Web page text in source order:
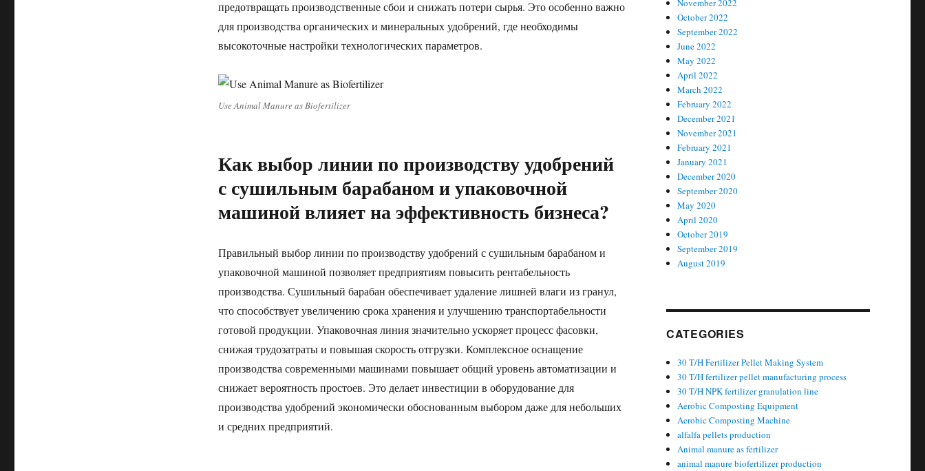
предотвращать производственные сбои и снижать потери сырья. Это особенно важно
для производства органических и минеральных удобрений, где необходимы
высокоточные настройки технологических параметров.
Use Animal Manure as Biofertilizer
Как выбор линии по производству удобрений
с сушильным барабаном и упаковочной
машиной влияет на эффективность бизнеса?
Правильный выбор линии по производству удобрений с сушильным барабаном и
упаковочной машиной позволяет предприятиям повысить рентабельность
производства. Сушильный барабан обеспечивает удаление лишней влаги из гранул,
что способствует увеличению срока хранения и улучшению транспортабельности
готовой продукции. Упаковочная линия значительно ускоряет процесс фасовки,
снижая трудозатраты и повышая скорость отгрузки. Комплексное оснащение
производства современными машинами повышает общий уровень автоматизации и
снижает вероятность простоев. Это делает инвестиции в оборудование для
производства удобрений экономически обоснованным выбором даже для небольших
и средних предприятий.
November 2022
October 2022
September 2022
June 2022
May 2022
April 2022
March 2022
February 2022
December 2021
November 2021
February 2021
January 2021
December 2020
September 2020
May 2020
April 2020
October 2019
September 2019
August 2019
CATEGORIES
30 T/H Fertilizer Pellet Making System
30 T/H fertilizer pellet manufacturing process
30 T/H NPK fertilizer granulation line
Aerobic Composting Equipment
Aerobic Composting Machine
alfalfa pellets production
Animal manure as fertilizer
animal manure biofertilizer production